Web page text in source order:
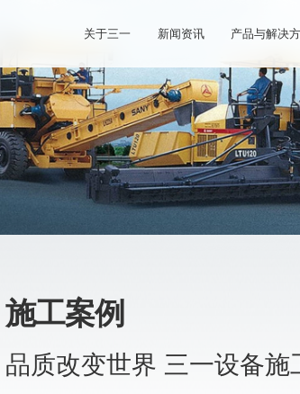
关于三一 新闻资讯 产品与解决
施工案例
品质改变世界 三一设备施